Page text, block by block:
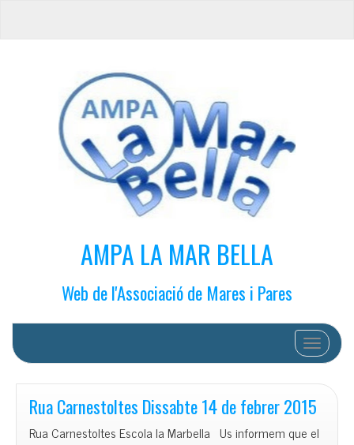
AMPA LA MAR BELLA
Web de l'Associació de Mares i Pares
Cambiar
Rua Carnestoltes Dissabte 14 de febrer 2015
Rua Carnestoltes Escola la Marbella Us informem que el